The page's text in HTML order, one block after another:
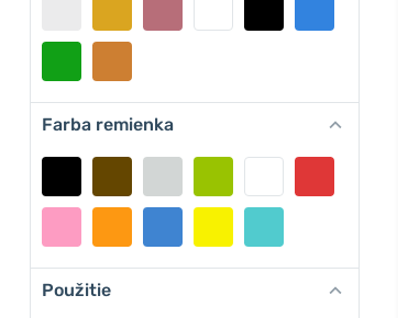
Farba remienka
Použitie